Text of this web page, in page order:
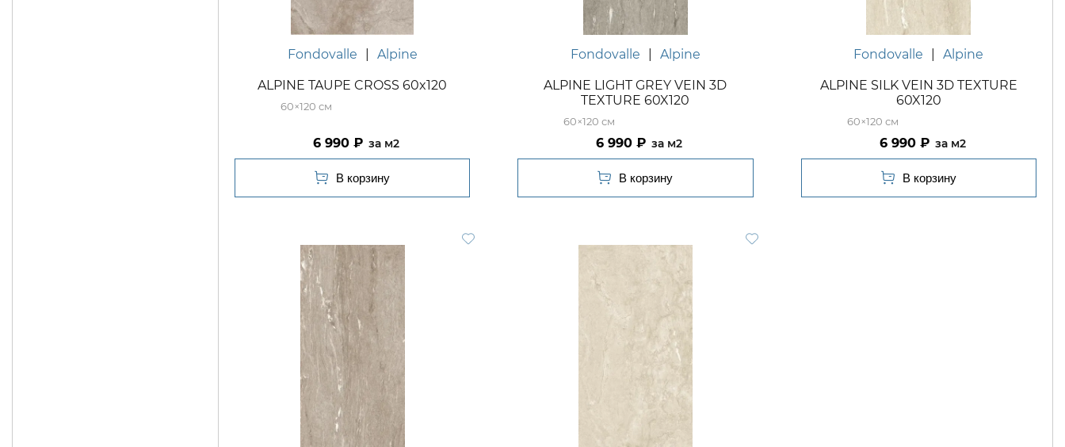
Fondovalle Alpine
ALPINE TAUPE CROSS 60x120
60×120
6 990 м2
Fondovalle Alpine
ALPINE LIGHT GREY VEIN 3D
TEXTURE 60X120
60×120
6 990 м2
Fondovalle Alpine
ALPINE SILK VEIN 3D TEXTURE
60X120
60×120
6 990 м2